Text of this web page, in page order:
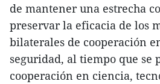
de mantener una estrecha
preservar la eficacia de los
bilaterales de cooperación
seguridad, al tiempo que se
cooperación en ciencia,